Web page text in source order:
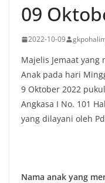
09
2022-10-09
Majelis Jemaat yang
Anak pada hari
9 Oktober 2022
Angkasa I No. 101
yang dilayani oleh
Nama anak yang